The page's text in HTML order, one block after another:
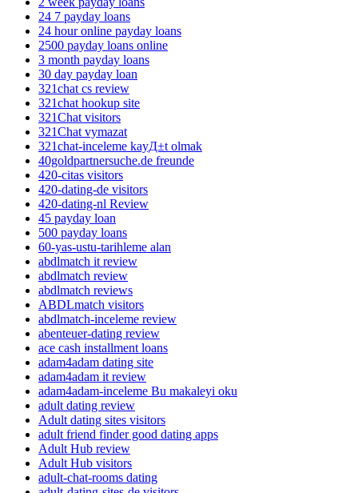
24 7 payday loans
24 hour online payday loans
2500 payday loans online
3 month payday loans
30 day payday loan
321chat cs review
321chat hookup site
321Chat visitors
321Chat vymazat
321chat-inceleme kayД±t olmak
40goldpartnersuche.de freunde
420-citas visitors
420-dating-de visitors
420-dating-nl Review
45 payday loan
500 payday loans
60-yas-ustu-tarihleme alan
abdlmatch it review
abdlmatch review
abdlmatch reviews
ABDLmatch visitors
abdlmatch-inceleme review
abenteuer-dating review
ace cash installment loans
adam4adam dating site
adam4adam it review
adam4adam-inceleme Bu makaleyi oku
adult dating review
Adult dating sites visitors
adult friend finder good dating apps
Adult Hub review
Adult Hub visitors
adult-chat-rooms dating